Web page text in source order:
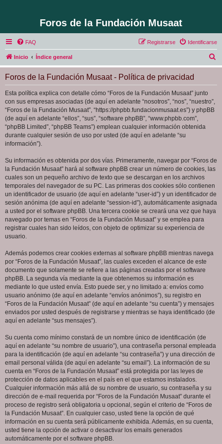
Foros de la Fundación Musaat
FAQ Identificarse
Registrarse
Inicio Índice general
u
Foros de la Fundación Musaat - Política de privacidad
Esta política explica con detalle cómo “Foros de la Fundación Musaat” junto
con sus empresas asociadas (de aquí en adelante “nosotros”, “nos”, “nuestro”,
“Foros de la Fundación Musaat”, “https://phpbb.fundacionmusaat.es”) y phpBB
(de aquí en adelante “ellos”, “sus”, “software phpBB”, “www.phpbb.com”,
“phpBB Limited”, “phpBB Teams”) emplean cualquier información obtenida
durante cualquier sesión de uso por usted (de aquí en adelante “su
información”).
Su información es obtenida por dos vías. Primeramente, navegar por “Foros de
la Fundación Musaat” hará al software phpBB crear un número de cookies, las
cuales son un pequeño archivo de texto que se descargan en los archivos
temporales del navegador de su PC. Las primeras dos cookies sólo contienen
un identificador de usuario (de aquí en adelante “user-id”) y un identificador de
sesión anónima (de aquí en adelante “session-id”), automáticamente asignada
a usted por el software phpBB. Una tercera cookie se creará una vez que haya
navegado por temas en “Foros de la Fundación Musaat” y se emplea para
registrar cuales han sido leídos, con objeto de optimizar su experiencia de
usuario.
Además podemos crear cookies externas al software phpBB mientras navega
por “Foros de la Fundación Musaat”, las cuales exceden el alcance de este
documento que solamente se refiere a las páginas creadas por el software
phpBB. La segunda vía mediante la que obtenemos su información es
mediante lo que usted envía. Esto puede ser, y no limitado a: envíos como
usuario anónimo (de aquí en adelante “envíos anónimos”), su registro en
“Foros de la Fundación Musaat” (de aquí en adelante “su cuenta”) y mensajes
enviados por usted después de registrarse y mientras se haya identificado (de
aquí en adelante “sus mensajes”).
Su cuenta como mínimo constará de un nombre único de identificación (de
aquí en adelante “su nombre de usuario”), una contraseña personal empleada
para la identificación (de aquí en adelante “su contraseña”) y una dirección de
email personal válida (de aquí en adelante “su email”). La información de su
cuenta en “Foros de la Fundación Musaat” está protegida por las leyes de
protección de datos aplicables en el país en el que estamos instalados.
Cualquier información más allá de su nombre de usuario, su contraseña y su
dirección de e-mail requerida por “Foros de la Fundación Musaat” durante el
proceso de registro será obligatoria u opcional, según el criterio de “Foros de
la Fundación Musaat”. En cualquier caso, usted tiene la opción de qué
información en su cuenta será públicamente exhibida. Además, en su cuenta,
usted tiene la opción de activar o desactivar los emails generados
automáticamente por el software phpBB.